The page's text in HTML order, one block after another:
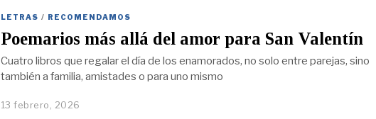
LETRAS / RECOMENDAMOS
Poemarios más allá del amor para San Valentín
Cuatro libros que regalar el día de los enamorados, no solo entre parejas, sino
también a familia, amistades o para uno mismo
13 febrero, 2026